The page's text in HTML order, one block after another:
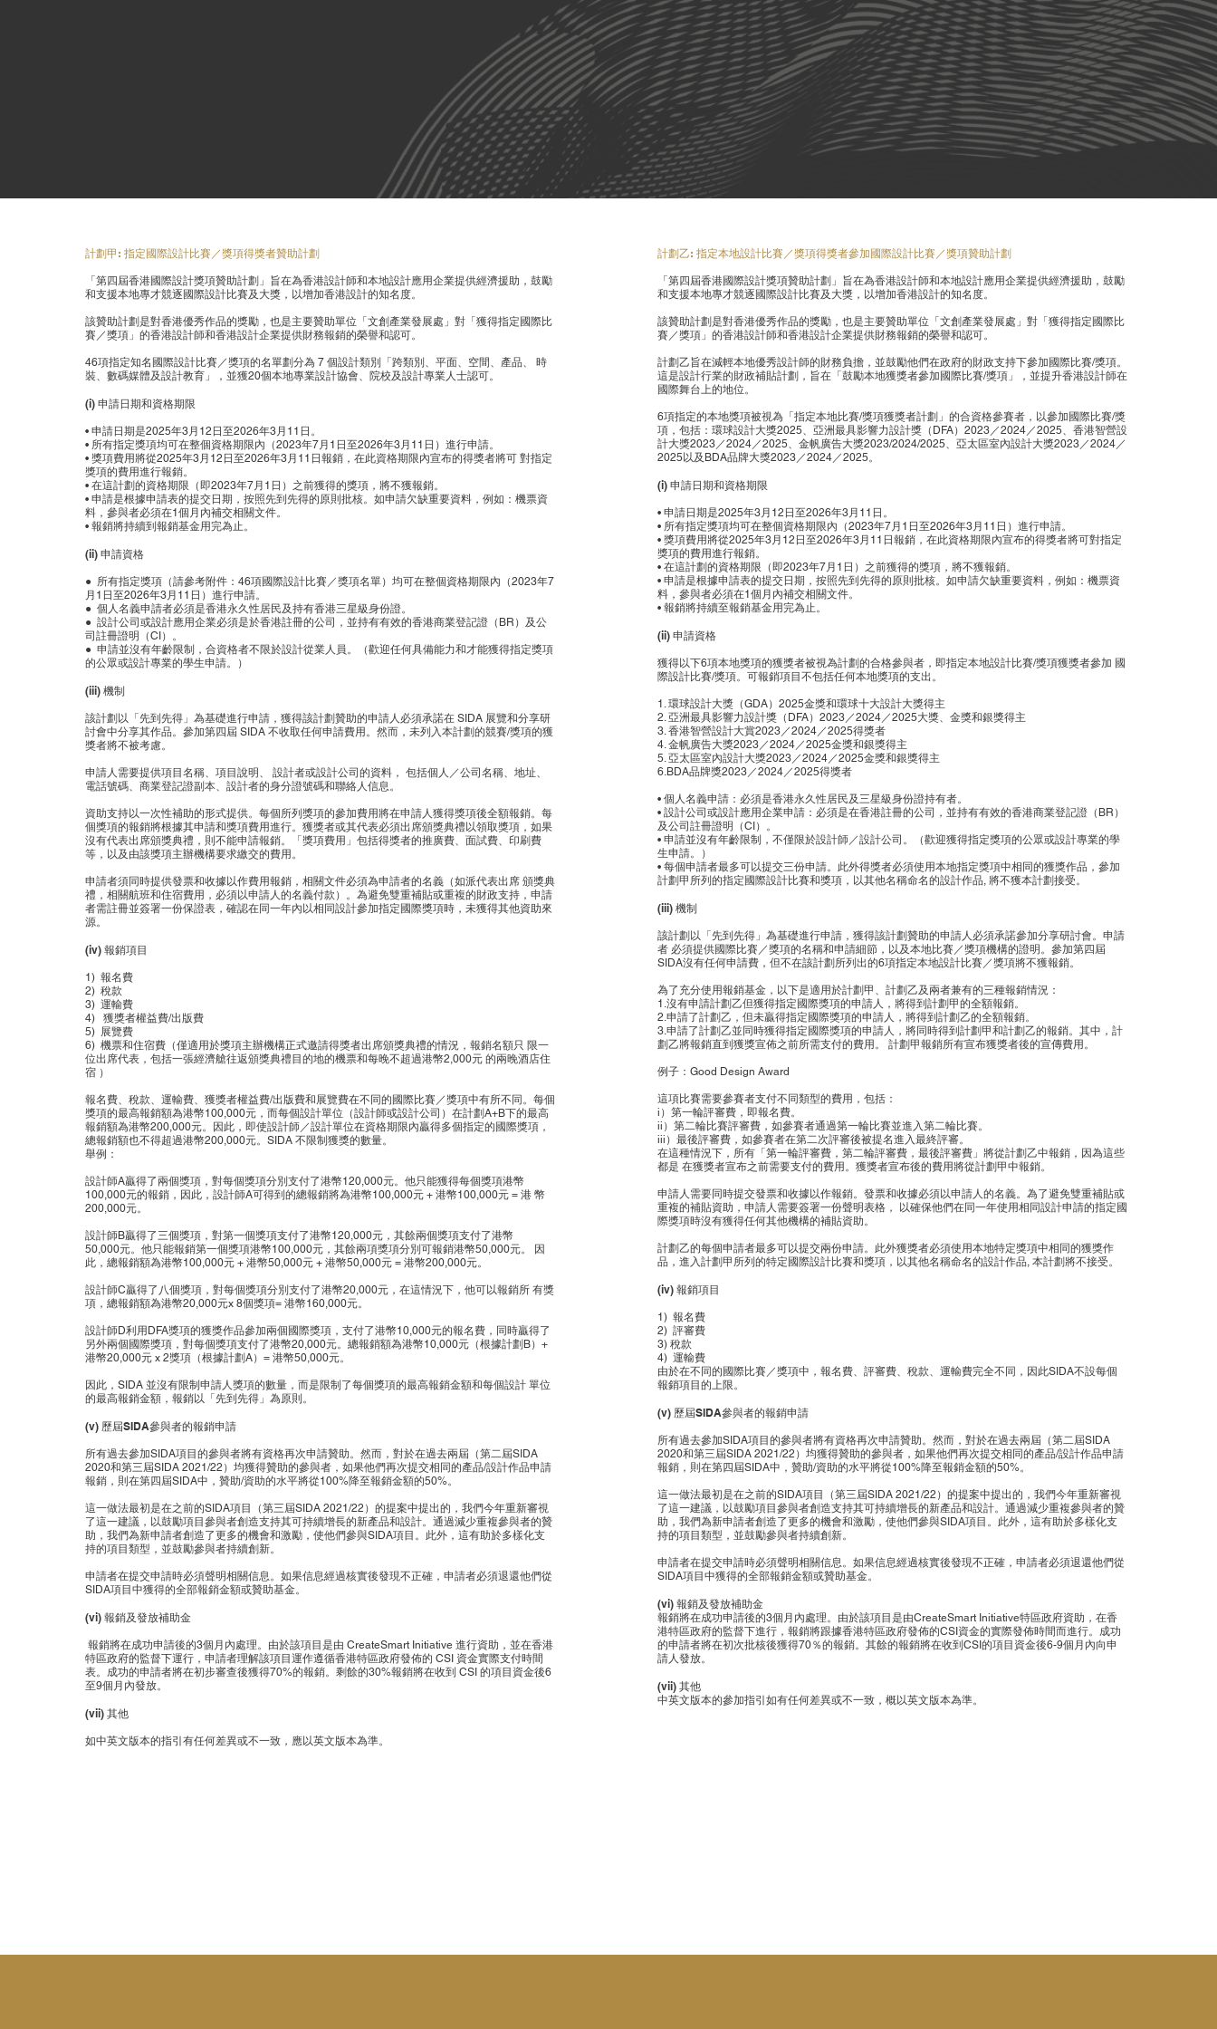
計劃甲: 指定國際設計比賽／獎項得獎者贊助計劃
「第四屆香港國際設計獎項贊助計劃」旨在為香港設計師和本地設計應用企業提供經濟援助，鼓勵
和支援本地專才競逐國際設計比賽及大獎，以增加香港設計的知名度。
該贊助計劃是對香港優秀作品的獎勵，也是主要贊助單位「文創產業發展處」對「獲得指定國際比
賽／獎項」的香港設計師和香港設計企業提供財務報銷的榮譽和認可。
46項指定知名國際設計比賽／獎項的名單劃分為 7 個設計類別「跨類別、平面、空間、產品、 時
裝、數碼媒體及設計教育」，並獲20個本地專業設計協會、院校及設計專業人士認可。
(i) 申請日期和資格期限
• 申請日期是2025年3月12日至2026年3月11日。
• 所有指定獎項均可在整個資格期限內（2023年7月1日至2026年3月11日）進行申請。
• 獎項費用將從2025年3月12日至2026年3月11日報銷，在此資格期限內宣布的得獎者將可 對指定
獎項的費用進行報銷。
• 在這計劃的資格期限（即2023年7月1日）之前獲得的獎項，將不獲報銷。
• 申請是根據申請表的提交日期，按照先到先得的原則批核。如申請欠缺重要資料，例如：機票資
料，參與者必須在1個月內補交相關文件。
• 報銷將持續到報銷基金用完為止。
(ii) 申請資格
● 所有指定獎項（請參考附件：46項國際設計比賽／獎項名單）均可在整個資格期限內（2023年7
月1日至2026年3月11日）進行申請。
● 個人名義申請者必須是香港永久性居民及持有香港三星級身份證。
● 設計公司或設計應用企業必須是於香港註冊的公司，並持有有效的香港商業登記證（BR）及公
司註冊證明（CI）。
● 申請並沒有年齡限制，合資格者不限於設計從業人員。（歡迎任何具備能力和才能獲得指定獎項
的公眾或設計專業的學生申請。）
(iii) 機制
該計劃以「先到先得」為基礎進行申請，獲得該計劃贊助的申請人必須承諾在 SIDA 展覽和分享研
討會中分享其作品。參加第四屆 SIDA 不收取任何申請費用。然而，未列入本計劃的競賽/獎項的獲
獎者將不被考慮。
申請人需要提供項目名稱、項目說明、 設計者或設計公司的資料， 包括個人／公司名稱、地址、
電話號碼、商業登記證副本、設計者的身分證號碼和聯絡人信息。
資助支持以一次性補助的形式提供。每個所列獎項的參加費用將在申請人獲得獎項後全額報銷。每
個獎項的報銷將根據其申請和獎項費用進行。獲獎者或其代表必須出席頒獎典禮以領取獎項，如果
沒有代表出席頒獎典禮，則不能申請報銷。「獎項費用」包括得獎者的推廣費、面試費、印刷費
等，以及由該獎項主辦機構要求繳交的費用。
申請者須同時提供發票和收據以作費用報銷，相關文件必須為申請者的名義（如派代表出席 頒獎典
禮，相關航班和住宿費用，必須以申請人的名義付款）。為避免雙重補貼或重複的財政支持，申請
者需註冊並簽署一份保證表，確認在同一年內以相同設計參加指定國際獎項時，未獲得其他資助來
源。
(iv) 報銷項目
1) 報名費
2) 稅款
3) 運輸費
4) 獲獎者權益費/出版費
5) 展覽費
6) 機票和住宿費（僅適用於獎項主辦機構正式邀請得獎者出席頒獎典禮的情況，報銷名額只 限一
位出席代表，包括一張經濟艙往返頒獎典禮目的地的機票和每晚不超過港幣2,000元 的兩晚酒店住
宿 ）
報名費、稅款、運輸費、獲獎者權益費/出版費和展覽費在不同的國際比賽／獎項中有所不同。每個
獎項的最高報銷額為港幣100,000元，而每個設計單位（設計師或設計公司）在計劃A+B下的最高
報銷額為港幣200,000元。因此，即使設計師／設計單位在資格期限內贏得多個指定的國際獎項，
總報銷額也不得超過港幣200,000元。SIDA 不限制獲獎的數量。
舉例：
設計師A贏得了兩個獎項，對每個獎項分別支付了港幣120,000元。他只能獲得每個獎項港幣
100,000元的報銷，因此，設計師A可得到的總報銷將為港幣100,000元 + 港幣100,000元 = 港 幣
200,000元。
設計師B贏得了三個獎項，對第一個獎項支付了港幣120,000元，其餘兩個獎項支付了港幣
50,000元。他只能報銷第一個獎項港幣100,000元，其餘兩項獎項分別可報銷港幣50,000元。 因
此，總報銷額為港幣100,000元 + 港幣50,000元 + 港幣50,000元 = 港幣200,000元。
設計師C贏得了八個獎項，對每個獎項分別支付了港幣20,000元，在這情況下，他可以報銷所 有獎
項，總報銷額為港幣20,000元x 8個獎項= 港幣160,000元。
設計師D利用DFA獎項的獲獎作品參加兩個國際獎項，支付了港幣10,000元的報名費，同時贏得了
另外兩個國際獎項，對每個獎項支付了港幣20,000元。總報銷額為港幣10,000元（根據計劃B）+
港幣20,000元 x 2獎項（根據計劃A）= 港幣50,000元。
因此，SIDA 並沒有限制申請人獎項的數量，而是限制了每個獎項的最高報銷金額和每個設計 單位
的最高報銷金額，報銷以「先到先得」為原則。
(v) 歷屆SIDA參與者的報銷申請
所有過去參加SIDA項目的參與者將有資格再次申請贊助。然而，對於在過去兩屆（第二屆SIDA
2020和第三屆SIDA 2021/22）均獲得贊助的參與者，如果他們再次提交相同的產品/設計作品申請
報銷，則在第四屆SIDA中，贊助/資助的水平將從100%降至報銷金額的50%。
這一做法最初是在之前的SIDA項目（第三屆SIDA 2021/22）的提案中提出的，我們今年重新審視
了這一建議，以鼓勵項目參與者創造支持其可持續增長的新產品和設計。通過減少重複參與者的贊
助，我們為新申請者創造了更多的機會和激勵，使他們參與SIDA項目。此外，這有助於多樣化支
持的項目類型，並鼓勵參與者持續創新。
申請者在提交申請時必須聲明相關信息。如果信息經過核實後發現不正確，申請者必須退還他們從
SIDA項目中獲得的全部報銷金額或贊助基金。
(vi) 報銷及發放補助金
報銷將在成功申請後的3個月內處理。由於該項目是由 CreateSmart Initiative 進行資助，並在香港
特區政府的監督下運行，申請者理解該項目運作遵循香港特區政府發佈的 CSI 資金實際支付時間
表。成功的申請者將在初步審查後獲得70%的報銷。剩餘的30%報銷將在收到 CSI 的項目資金後6
至9個月內發放。
(vii) 其他
如中英文版本的指引有任何差異或不一致，應以英文版本為準。
計劃乙: 指定本地設計比賽／獎項得獎者參加國際設計比賽／獎項贊助計劃
「第四屆香港國際設計獎項贊助計劃」旨在為香港設計師和本地設計應用企業提供經濟援助，鼓勵
和支援本地專才競逐國際設計比賽及大獎，以增加香港設計的知名度。
該贊助計劃是對香港優秀作品的獎勵，也是主要贊助單位「文創產業發展處」對「獲得指定國際比
賽／獎項」的香港設計師和香港設計企業提供財務報銷的榮譽和認可。
計劃乙旨在減輕本地優秀設計師的財務負擔，並鼓勵他們在政府的財政支持下參加國際比賽/獎項。
這是設計行業的財政補貼計劃，旨在「鼓勵本地獲獎者參加國際比賽/獎項」，並提升香港設計師在
國際舞台上的地位。
6項指定的本地獎項被視為「指定本地比賽/獎項獲獎者計劃」的合資格參賽者，以參加國際比賽/獎
項，包括：環球設計大獎2025、亞洲最具影響力設計獎（DFA）2023／2024／2025、香港智營設
計大獎2023／2024／2025、金帆廣告大獎2023/2024/2025、亞太區室內設計大獎2023／2024／
2025以及BDA品牌大獎2023／2024／2025。
(i) 申請日期和資格期限
• 申請日期是2025年3月12日至2026年3月11日。
• 所有指定獎項均可在整個資格期限內（2023年7月1日至2026年3月11日）進行申請。
• 獎項費用將從2025年3月12日至2026年3月11日報銷，在此資格期限內宣布的得獎者將可對指定
獎項的費用進行報銷。
• 在這計劃的資格期限（即2023年7月1日）之前獲得的獎項，將不獲報銷。
• 申請是根據申請表的提交日期，按照先到先得的原則批核。如申請欠缺重要資料，例如：機票資
料，參與者必須在1個月內補交相關文件。
• 報銷將持續至報銷基金用完為止。
(ii) 申請資格
獲得以下6項本地獎項的獲獎者被視為計劃的合格參與者，即指定本地設計比賽/獎項獲獎者參加 國
際設計比賽/獎項。可報銷項目不包括任何本地獎項的支出。
1. 環球設計大獎（GDA）2025金獎和環球十大設計大獎得主
2. 亞洲最具影響力設計獎（DFA）2023／2024／2025大獎、金獎和銀獎得主
3. 香港智營設計大賞2023／2024／2025得獎者
4. 金帆廣告大獎2023／2024／2025金獎和銀獎得主
5. 亞太區室內設計大獎2023／2024／2025金獎和銀獎得主
6.BDA品牌獎2023／2024／2025得獎者
• 個人名義申請：必須是香港永久性居民及三星級身份證持有者。
• 設計公司或設計應用企業申請：必須是在香港註冊的公司，並持有有效的香港商業登記證（BR）
及公司註冊證明（CI）。
• 申請並沒有年齡限制，不僅限於設計師／設計公司。（歡迎獲得指定獎項的公眾或設計專業的學
生申請。）
• 每個申請者最多可以提交三份申請。此外得獎者必須使用本地指定獎項中相同的獲獎作品，參加
計劃甲所列的指定國際設計比賽和獎項，以其他名稱命名的設計作品, 將不獲本計劃接受。
(iii) 機制
該計劃以「先到先得」為基礎進行申請，獲得該計劃贊助的申請人必須承諾參加分享研討會。申請
者 必須提供國際比賽／獎項的名稱和申請細節，以及本地比賽／獎項機構的證明。參加第四屆
SIDA沒有任何申請費，但不在該計劃所列出的6項指定本地設計比賽／獎項將不獲報銷。
為了充分使用報銷基金，以下是適用於計劃甲、計劃乙及兩者兼有的三種報銷情況：
1.沒有申請計劃乙但獲得指定國際獎項的申請人，將得到計劃甲的全額報銷。
2.申請了計劃乙，但未贏得指定國際獎項的申請人，將得到計劃乙的全額報銷。
3.申請了計劃乙並同時獲得指定國際獎項的申請人，將同時得到計劃甲和計劃乙的報銷。其中，計
劃乙將報銷直到獲獎宣佈之前所需支付的費用。 計劃甲報銷所有宣布獲獎者後的宣傳費用。
例子：Good Design Award
這項比賽需要參賽者支付不同類型的費用，包括：
i）第一輪評審費，即報名費。
ii）第二輪比賽評審費，如參賽者通過第一輪比賽並進入第二輪比賽。
iii）最後評審費，如參賽者在第二次評審後被提名進入最終評審。
在這種情況下，所有「第一輪評審費，第二輪評審費，最後評審費」將從計劃乙中報銷，因為這些
都是 在獲獎者宣布之前需要支付的費用。獲獎者宣布後的費用將從計劃甲中報銷。
申請人需要同時提交發票和收據以作報銷。發票和收據必須以申請人的名義。為了避免雙重補貼或
重複的補貼資助，申請人需要簽署一份聲明表格， 以確保他們在同一年使用相同設計申請的指定國
際獎項時沒有獲得任何其他機構的補貼資助。
計劃乙的每個申請者最多可以提交兩份申請。此外獲獎者必須使用本地特定獎項中相同的獲獎作
品，進入計劃甲所列的特定國際設計比賽和獎項，以其他名稱命名的設計作品, 本計劃將不接受。
(iv) 報銷項目
1) 報名費
2) 評審費
3) 稅款
4) 運輸費
由於在不同的國際比賽／獎項中，報名費、評審費、稅款、運輸費完全不同，因此SIDA不設每個
報銷項目的上限。
(v) 歷屆SIDA參與者的報銷申請
所有過去參加SIDA項目的參與者將有資格再次申請贊助。然而，對於在過去兩屆（第二屆SIDA
2020和第三屆SIDA 2021/22）均獲得贊助的參與者，如果他們再次提交相同的產品/設計作品申請
報銷，則在第四屆SIDA中，贊助/資助的水平將從100%降至報銷金額的50%。
這一做法最初是在之前的SIDA項目（第三屆SIDA 2021/22）的提案中提出的，我們今年重新審視
了這一建議，以鼓勵項目參與者創造支持其可持續增長的新產品和設計。通過減少重複參與者的贊
助，我們為新申請者創造了更多的機會和激勵，使他們參與SIDA項目。此外，這有助於多樣化支
持的項目類型，並鼓勵參與者持續創新。
申請者在提交申請時必須聲明相關信息。如果信息經過核實後發現不正確，申請者必須退還他們從
SIDA項目中獲得的全部報銷金額或贊助基金。
(vi) 報銷及發放補助金
報銷將在成功申請後的3個月內處理。由於該項目是由CreateSmart Initiative特區政府資助，在香
港特區政府的監督下進行，報銷將跟據香港特區政府發佈的CSI資金的實際發佈時間而進行。成功
的申請者將在初次批核後獲得70％的報銷。其餘的報銷將在收到CSI的項目資金後6-9個月內向申
請人發放。
(vii) 其他
中英文版本的參加指引如有任何差異或不一致，概以英文版本為準。